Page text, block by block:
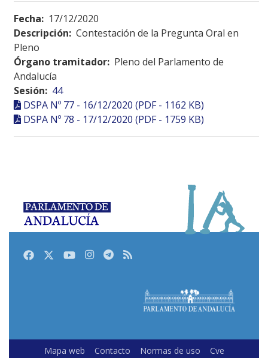
Fecha: 17/12/2020
Descripción: Contestación de la Pregunta Oral en
Pleno
Órgano tramitador: Pleno del Parlamento de
Andalucía
Sesión: 44
DSPA Nº 77 - 16/12/2020 (PDF - 1162 KB)
DSPA Nº 78 - 17/12/2020 (PDF - 1759 KB)
FacebookTwitterYoutubeInstagram
Telegram
RSS
Mapa web Contacto Normas de uso Cve